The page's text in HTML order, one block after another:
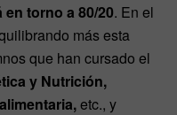
torno a 80/20. En el
más esta
que han cursado el
y Nutrición,
etc., y